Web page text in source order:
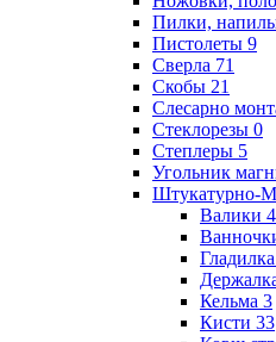
Пилки,
Пистолеты 9
Сверла 71
Скобы 21
Слесарно
Стеклорезы 0
Степлеры 5
Угольник
Штукатурно-
Валики
Гладилка
Кельма 3
Кисти 33